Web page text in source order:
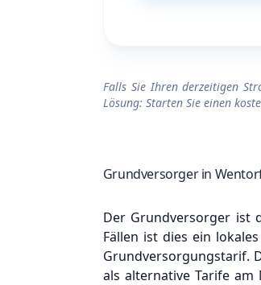
Falls Sie Ihren derzeitigen
Lösung: Starten Sie einen
Grundversorger in
Der Grundversorger ist
Fällen ist dies ein
Grundversorgungstarif.
als alternative Tarife